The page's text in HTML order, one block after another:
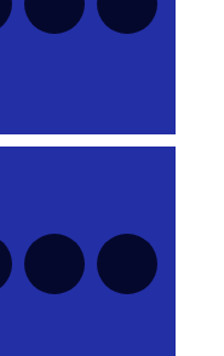
cette série pour